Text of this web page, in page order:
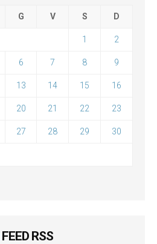
G V S D
1 2
6 7 8 9
13 14 15 16
20 21 22 23
27 28 29 30
FEED RSS